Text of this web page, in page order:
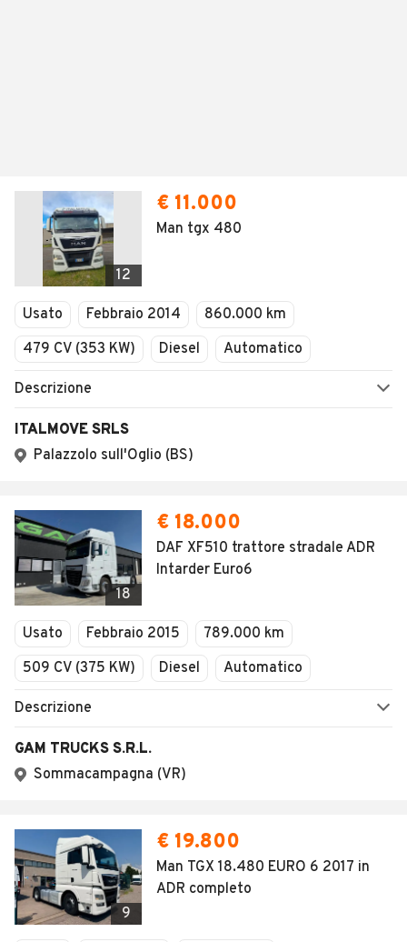
12
€ 11.000
Man tgx 480
Usato Febbraio 2014
860.000 km
479 CV (353 KW)
Diesel Automatico
Descrizione
ITALMOVE SRLS
Palazzolo sull'Oglio (BS)
18
€ 18.000
DAF XF510 trattore stradale ADR
Intarder Euro6
Usato Febbraio 2015
789.000 km
509 CV (375 KW)
Diesel Automatico
Descrizione
GAM TRUCKS S.R.L.
Sommacampagna (VR)
9
€ 19.800
Man TGX 18.480 EURO 6 2017 in
ADR completo